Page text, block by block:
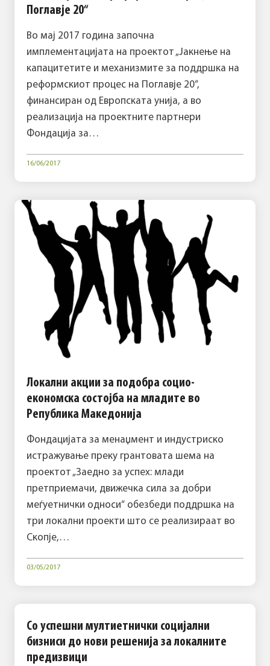
Поглавје 20“
Во мај 2017 година започна
имплементацијата на проектот „Јакнење на
капацитетите и механизмите за поддршка на
реформскиот процес на Поглавје 20“,
финансиран од Европската унија, а во
реализација на проектните партнери
Фондација за…
16/06/2017
Локални акции за подобра социо-
економска состојба на младите во
Република Македонија
Фондацијата за менаџмент и индустриско
истражување преку грантовата шема на
проектот „Заедно за успех: млади
претприемачи, движечка сила за добри
меѓуетнички односи“ обезбеди поддршка на
три локални проекти што се реализираат во
Скопје,…
03/05/2017
Со успешни мултиетнички социјални
бизниси до нови решенија за локалните
предизвици